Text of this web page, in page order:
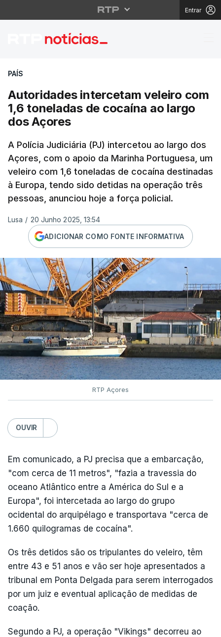
Entrar
Autoridades
PAÍS
Autoridades intercetam veleiro com
1,6 toneladas de cocaína ao largo
dos Açores
A Polícia Judiciária (PJ) intercetou ao largo dos
Açores, com o apoio da Marinha Portuguesa, um
veleiro com 1,6 toneladas de cocaína destinadas
à Europa, tendo sido detidas na operação três
pessoas, anunciou hoje a força policial.
Lusa / 20 Junho 2025, 13:54
ADICIONAR COMO FONTE INFORMATIVA
RTP Açores
OUVIR
Em comunicado, a PJ precisa que a embarcação,
"com cerca de 11 metros", "fazia a travessia do
oceano Atlântico entre a América do Sul e a
Europa", foi intercetada ao largo do grupo
ocidental do arquipélago e transportava "cerca de
1.660 quilogramas de cocaína".
Os três detidos são os tripulantes do veleiro, têm
entre 43 e 51 anos e vão ser hoje apresentados a
tribunal em Ponta Delgada para serem interrogados
por um juiz e eventual aplicação de medidas de
coação.
Segundo a PJ, a operação "Vikings" decorreu ao